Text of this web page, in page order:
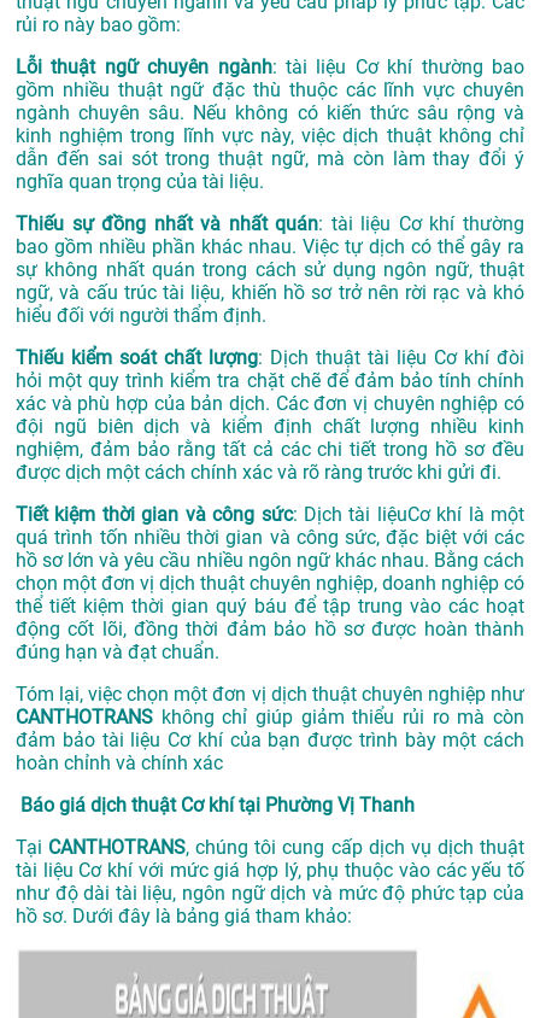
rủi ro này bao gồm:
Lỗi thuật ngữ chuyên ngành: tài liệu Cơ khí thường bao
gồm nhiều thuật ngữ đặc thù thuộc các lĩnh vực chuyên
ngành chuyên sâu. Nếu không có kiến thức sâu rộng và
kinh nghiệm trong lĩnh vực này, việc dịch thuật không chỉ
dẫn đến sai sót trong thuật ngữ, mà còn làm thay đổi ý
nghĩa quan trọng của tài liệu.
Thiếu sự đồng nhất và nhất quán: tài liệu Cơ khí thường
bao gồm nhiều phần khác nhau. Việc tự dịch có thể gây ra
sự không nhất quán trong cách sử dụng ngôn ngữ, thuật
ngữ, và cấu trúc tài liệu, khiến hồ sơ trở nên rời rạc và khó
hiểu đối với người thẩm định.
Thiếu kiểm soát chất lượng: Dịch thuật tài liệu Cơ khí đòi
hỏi một quy trình kiểm tra chặt chẽ để đảm bảo tính chính
xác và phù hợp của bản dịch. Các đơn vị chuyên nghiệp có
đội ngũ biên dịch và kiểm định chất lượng nhiều kinh
nghiệm, đảm bảo rằng tất cả các chi tiết trong hồ sơ đều
được dịch một cách chính xác và rõ ràng trước khi gửi đi.
Tiết kiệm thời gian và công sức: Dịch tài liệuCơ khí là một
quá trình tốn nhiều thời gian và công sức, đặc biệt với các
hồ sơ lớn và yêu cầu nhiều ngôn ngữ khác nhau. Bằng cách
chọn một đơn vị dịch thuật chuyên nghiệp, doanh nghiệp có
thể tiết kiệm thời gian quý báu để tập trung vào các hoạt
động cốt lõi, đồng thời đảm bảo hồ sơ được hoàn thành
đúng hạn và đạt chuẩn.
Tóm lại, việc chọn một đơn vị dịch thuật chuyên nghiệp như
CANTHOTRANS không chỉ giúp giảm thiểu rủi ro mà còn
đảm bảo tài liệu Cơ khí của bạn được trình bày một cách
hoàn chỉnh và chính xác
Báo giá dịch thuật Cơ khí tại Phường Vị Thanh
Tại CANTHOTRANS, chúng tôi cung cấp dịch vụ dịch thuật
tài liệu Cơ khí với mức giá hợp lý, phụ thuộc vào các yếu tố
như độ dài tài liệu, ngôn ngữ dịch và mức độ phức tạp của
hồ sơ. Dưới đây là bảng giá tham khảo: